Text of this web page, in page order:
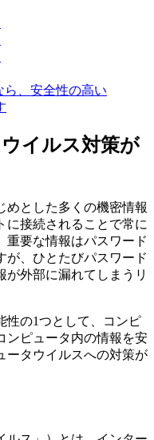
、安全性の高い
イルス対策が
めとした多くの機密情報
に接続されることで常に
重要な情報はパスワード
が、ひとたびパスワード
が外部に漏れてしまうリ
性の1つとして、コンピ
ンピュータ内の情報を安
ータウイルスへの対策が